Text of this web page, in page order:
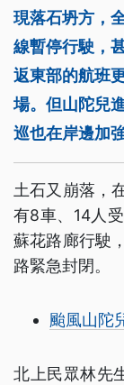
現落石坍方，
線暫停行駛，
返東部的航班
場。但山陀兒
巡也在岸邊加
土石又崩落，
有8車、14人
蘇花路廊行駛
路緊急封閉。
颱風山陀
北上民眾林先